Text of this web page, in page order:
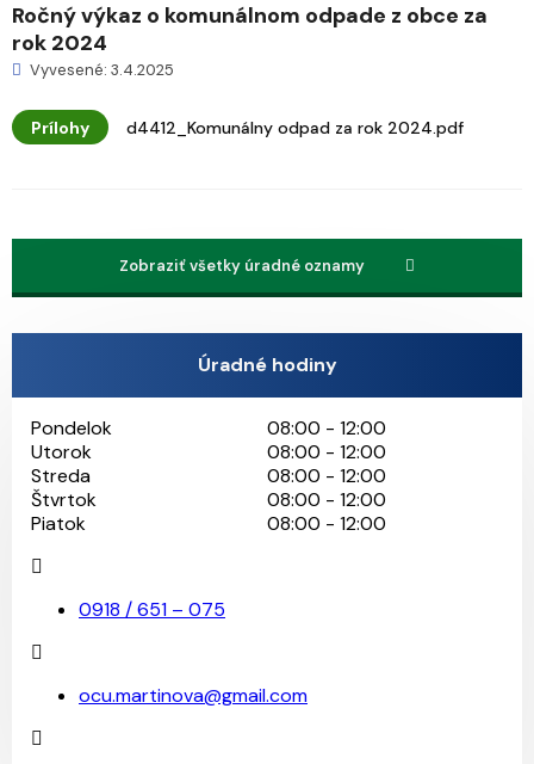
Ročný výkaz o komunálnom odpade z obce za
rok 2024
Vyvesené: 3.4.2025
Prílohy d4412_Komunálny odpad za rok 2024.pdf
Zobraziť všetky úradné oznamy
Úradné hodiny
Pondelok
08:00 - 12:00
Utorok
08:00 - 12:00
Streda
08:00 - 12:00
Štvrtok
08:00 - 12:00
Piatok
08:00 - 12:00
0918 / 651 – 075
ocu.martinova@gmail.com